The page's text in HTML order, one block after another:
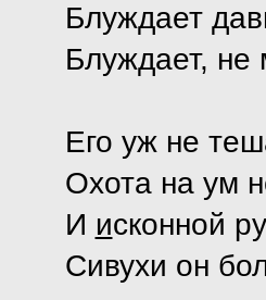
Блуждает
Блуждает, не
Его уж не
Охота на ум
И исконной
Сивухи он